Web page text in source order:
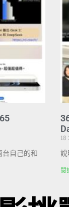
台自己的和
18
說
閱